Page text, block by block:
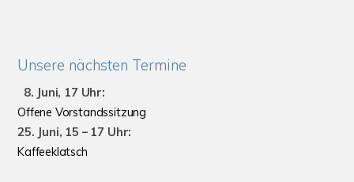
Unsere nächsten Termine
8. Juni, 17 Uhr:
Offene Vorstandssitzung
25. Juni, 15 – 17 Uhr:
Kaffeeklatsch